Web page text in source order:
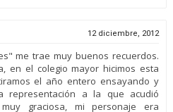
12 diciembre, 2012
me trae muy buenos recuerdos.
en el colegio mayor hicimos esta
el año entero ensayando y
representación a la que acudió
graciosa, mi personaje era